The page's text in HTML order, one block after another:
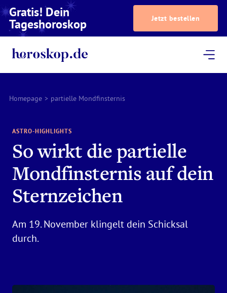
Gratis! Dein
Tageshoroskop Jetzt bestellen
Homepage > partielle Mondfinsternis
ASTRO-HIGHLIGHTS
So wirkt die partielle
Mondfinsternis auf dein
Sternzeichen
Am 19. November klingelt dein Schicksal
durch.